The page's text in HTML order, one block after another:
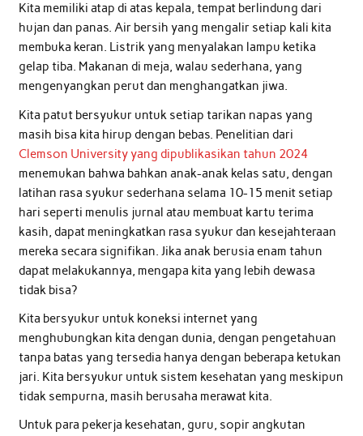
Kita memiliki atap di atas kepala, tempat berlindung dari
hujan dan panas. Air bersih yang mengalir setiap kali kita
membuka keran. Listrik yang menyalakan lampu ketika
gelap tiba. Makanan di meja, walau sederhana, yang
mengenyangkan perut dan menghangatkan jiwa.
Kita patut bersyukur untuk setiap tarikan napas yang
masih bisa kita hirup dengan bebas. Penelitian dari
Clemson University yang dipublikasikan tahun 2024
menemukan bahwa bahkan anak-anak kelas satu, dengan
latihan rasa syukur sederhana selama 10-15 menit setiap
hari seperti menulis jurnal atau membuat kartu terima
kasih, dapat meningkatkan rasa syukur dan kesejahteraan
mereka secara signifikan. Jika anak berusia enam tahun
dapat melakukannya, mengapa kita yang lebih dewasa
tidak bisa?
Kita bersyukur untuk koneksi internet yang
menghubungkan kita dengan dunia, dengan pengetahuan
tanpa batas yang tersedia hanya dengan beberapa ketukan
jari. Kita bersyukur untuk sistem kesehatan yang meskipun
tidak sempurna, masih berusaha merawat kita.
Untuk para pekerja kesehatan, guru, sopir angkutan